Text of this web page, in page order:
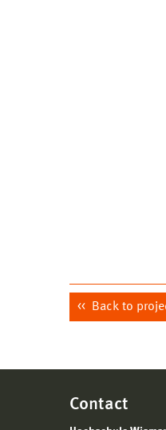
Back to
Contact